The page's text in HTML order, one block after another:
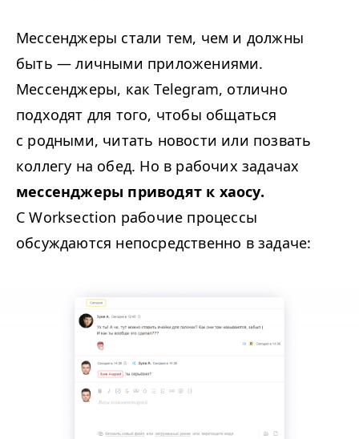
Мессенджеры стали тем, чем и должны
быть — личными приложениями.
Мессенджеры, как Telegram, отлично
подходят для того, чтобы общаться
с родными, читать новости или позвать
коллегу на обед. Но в рабочих задачах
мессенджеры приводят к хаосу.
С Worksection рабочие процессы
обсуждаются непосредственно в задаче: